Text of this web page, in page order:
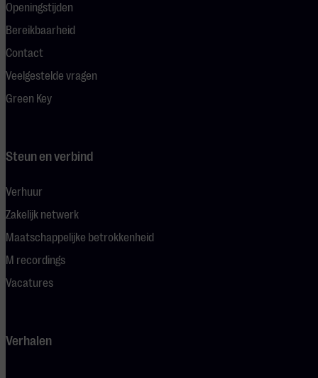
Openingstijden
Bereikbaarheid
Contact
Veelgestelde vragen
Green Key
Steun en verbind
Verhuur
Zakelijk netwerk
Maatschappelijke betrokkenheid
M recordings
Vacatures
Verhalen